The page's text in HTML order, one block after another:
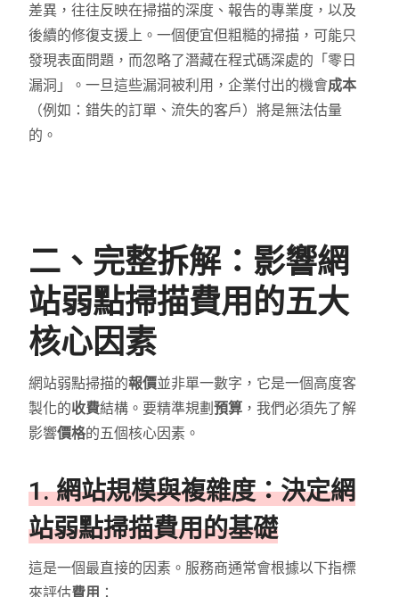
差異，往往反映在掃描的深度、報告的專業度，以及
後續的修復支援上。一個便宜但粗糙的掃描，可能只
發現表面問題，而忽略了潛藏在程式碼深處的「零日
漏洞」。一旦這些漏洞被利用，企業付出的機會成本
（例如：錯失的訂單、流失的客戶）將是無法估量
的。
二、完整拆解：影響網
站弱點掃描費用的五大
核心因素
網站弱點掃描的報價並非單一數字，它是一個高度客
製化的收費結構。要精準規劃預算 ，我們必須先了解
影響價格的五個核心因素。
1. 網站規模與複雜度：決定網
站弱點掃描費用的基礎
這是一個最直接的因素。服務商通常會根據以下指標
來評估費用 ：